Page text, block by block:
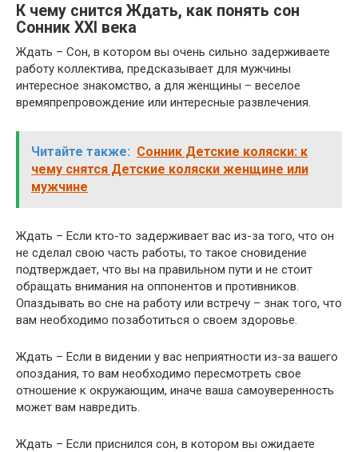
К чему снится Ждать, как понять сон
Сонник XXI века
Ждать – Сон, в котором вы очень сильно задерживаете
работу коллектива, предсказывает для мужчины
интересное знакомство, а для женщины – веселое
времяпрепровождение или интересные развлечения.
Читайте также: Сонник Детские коляски: к
чему снятся Детские коляски женщине или
мужчине
Ждать – Если кто-то задерживает вас из-за того, что он
не сделал свою часть работы, то такое сновидение
подтверждает, что вы на правильном пути и не стоит
обращать внимания на оппонентов и противников.
Опаздывать во сне на работу или встречу – знак того, что
вам необходимо позаботиться о своем здоровье.
Ждать – Если в видении у вас неприятности из-за вашего
опоздания, то вам необходимо пересмотреть свое
отношение к окружающим, иначе ваша самоуверенность
может вам навредить.
Ждать – Если приснился сон, в котором вы ожидаете